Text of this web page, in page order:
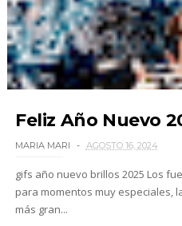
Feliz Año Nuevo
MARIA MARI AGOSTO 16, 2024
gifs año nuevo brillos 2025 Los
para momentos muy especiales,
más gran...